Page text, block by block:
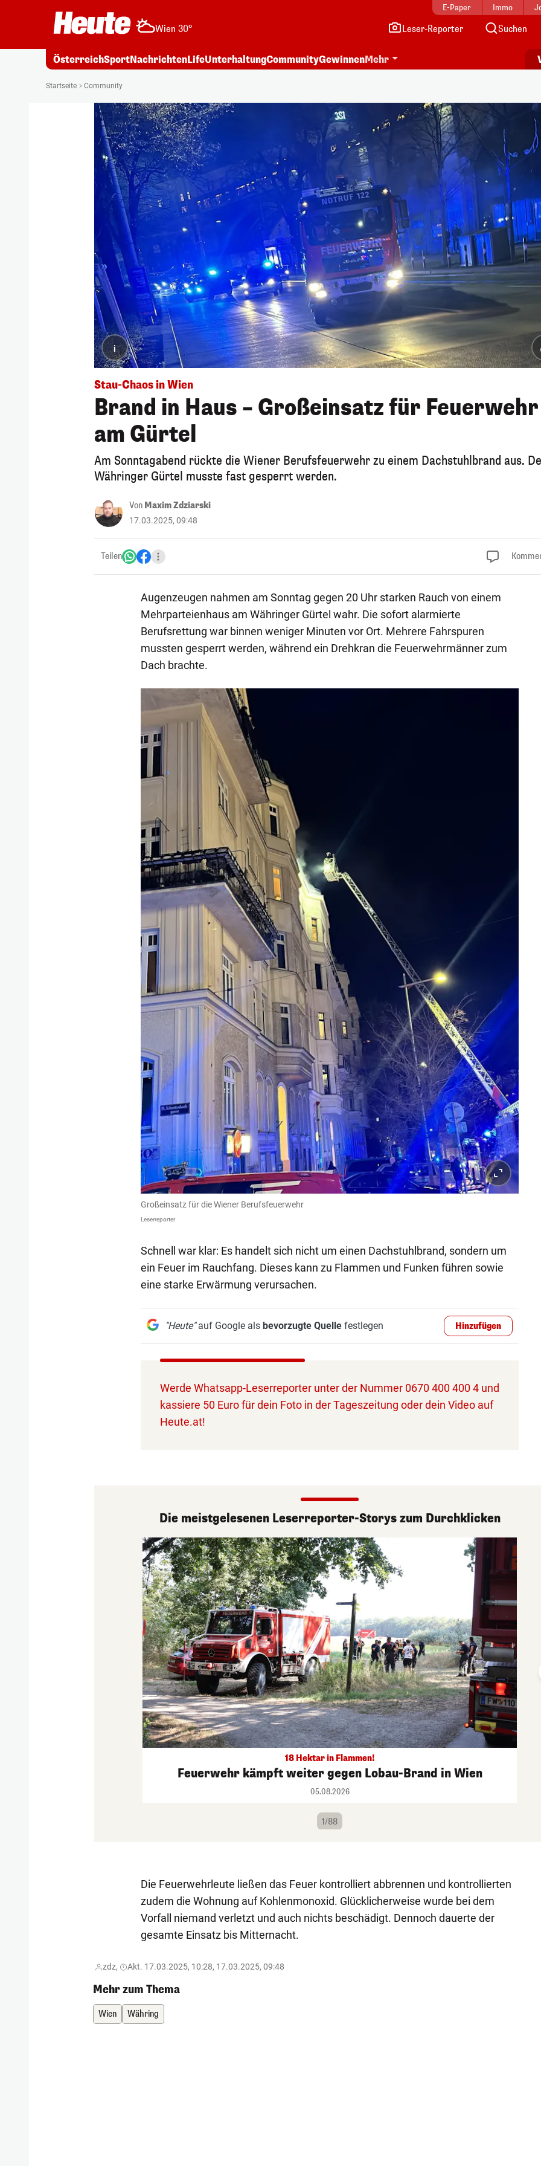
E-Paper Immo
Wien 30° Leser-Reporter Suchen
ÖsterreichSportNachrichtenLifeUnterhaltungCommunityGewinnenMehr
Startseite Community
i
Stau-Chaos in Wien
Brand in Haus – Großeinsatz für Feuerwehr
am Gürtel
Am Sonntagabend rückte die Wiener Berufsfeuerwehr zu einem Dachstuhlbrand aus.
Währinger Gürtel musste fast gesperrt werden.
Von Maxim Zdziarski
17.03.2025, 09:48
Teilen
Augenzeugen nahmen am Sonntag gegen 20 Uhr starken Rauch von einem
Mehrparteienhaus am Währinger Gürtel wahr. Die sofort alarmierte
Berufsrettung war binnen weniger Minuten vor Ort. Mehrere Fahrspuren
mussten gesperrt werden, während ein Drehkran die Feuerwehrmänner zum
Dach brachte.
Großeinsatz für die Wiener Berufsfeuerwehr
Leserreporter
Schnell war klar: Es handelt sich nicht um einen Dachstuhlbrand, sondern um
ein Feuer im Rauchfang. Dieses kann zu Flammen und Funken führen sowie
eine starke Erwärmung verursachen.
"Heute"auf Google als bevorzugte Quellefestlegen Hinzufügen
Werde Whatsapp-Leserreporter unter der Nummer 0670 400 400 4 und
kassiere 50 Euro für dein Foto in der Tageszeitung oder dein Video auf
Heute.at!
Die meistgelesenen Leserreporter-Storys zum Durchklicken
18 Hektar in Flammen!
Feuerwehr kämpft weiter gegen Lobau-Brand in Wien
05.08.2026
1/88
Die Feuerwehrleute ließen das Feuer kontrolliert abbrennen und kontrollierten
zudem die Wohnung auf Kohlenmonoxid. Glücklicherweise wurde bei dem
Vorfall niemand verletzt und auch nichts beschädigt. Dennoch dauerte der
gesamte Einsatz bis Mitternacht.
zdz, Akt. 17.03.2025, 10:28, 17.03.2025, 09:48
Mehr zum Thema
Wien Währing